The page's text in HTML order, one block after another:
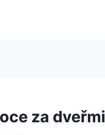
za dveřmi